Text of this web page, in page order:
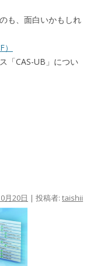
も、面白いかもしれ
「CAS-UB」につい
月20日 | 投稿者: taishii